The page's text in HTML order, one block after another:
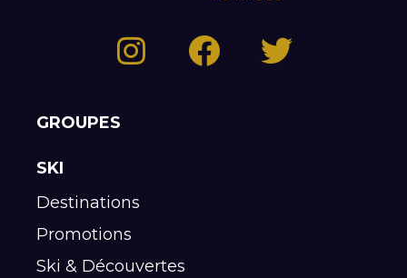
GROUPES
SKI
Destinations
Promotions
Ski & Découvertes